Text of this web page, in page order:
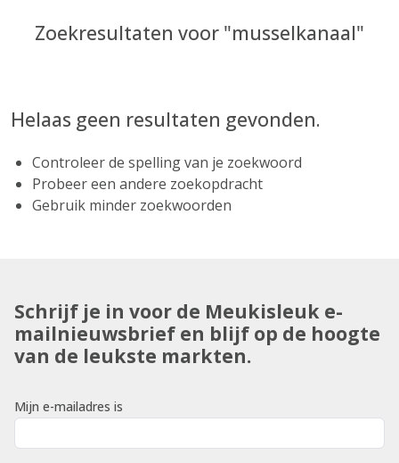
Zoekresultaten voor "musselkanaal"
Helaas geen resultaten gevonden.
Controleer de spelling van je zoekwoord
Probeer een andere zoekopdracht
Gebruik minder zoekwoorden
Schrijf je in voor de Meukisleuk e-
mailnieuwsbrief en blijf op de hoogte
van de leukste markten.
Mijn e-mailadres is